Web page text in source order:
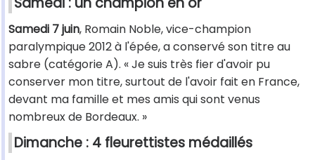
Samedi 7 juin, Romain Noble, vice-champion
paralympique 2012 à l'épée, a conservé son titre au
sabre (catégorie A). « Je suis très fier d'avoir pu
conserver mon titre, surtout de l'avoir fait en France,
devant ma famille et mes amis qui sont venus
nombreux de Bordeaux. »
Dimanche : 4 fleurettistes médaillés